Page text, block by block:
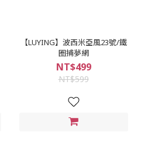
【LUYING】波西米亞風23號/鐵
圈捕夢網
NT$499
NT$599